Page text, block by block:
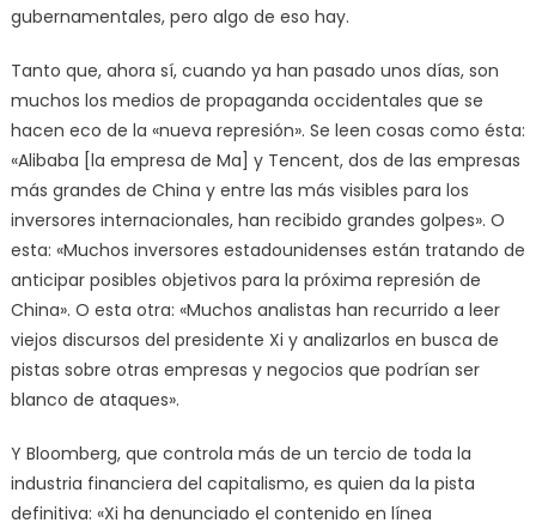
gubernamentales, pero algo de eso hay.
Tanto que, ahora sí, cuando ya han pasado unos días, son
muchos los medios de propaganda occidentales que se
hacen eco de la «nueva represión». Se leen cosas como ésta:
«Alibaba [la empresa de Ma] y Tencent, dos de las empresas
más grandes de China y entre las más visibles para los
inversores internacionales, han recibido grandes golpes». O
esta: «Muchos inversores estadounidenses están tratando de
anticipar posibles objetivos para la próxima represión de
China». O esta otra: «Muchos analistas han recurrido a leer
viejos discursos del presidente Xi y analizarlos en busca de
pistas sobre otras empresas y negocios que podrían ser
blanco de ataques».
Y Bloomberg, que controla más de un tercio de toda la
industria financiera del capitalismo, es quien da la pista
definitiva: «Xi ha denunciado el contenido en línea